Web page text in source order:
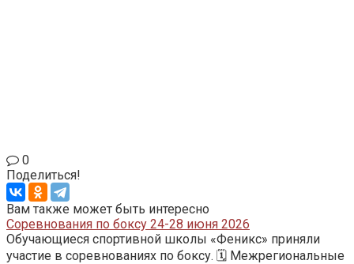
0
Поделиться!
Вам также может быть интересно
Соревнования по боксу 24-28 июня 2026
Обучающиеся спортивной школы «Феникс» приняли
участие в соревнованиях по боксу. 🗓️ Межрегиональные